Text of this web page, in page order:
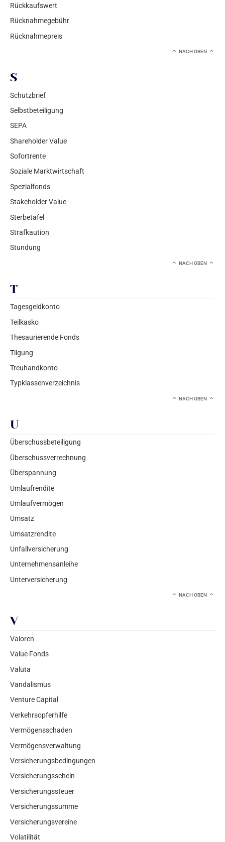
Rückkaufswert
Rücknahmegebühr
Rücknahmepreis
NACH OBEN
S
Schutzbrief
Selbstbeteiligung
SEPA
Shareholder Value
Sofortrente
Soziale Marktwirtschaft
Spezialfonds
Stakeholder Value
Sterbetafel
Strafkaution
Stundung
NACH OBEN
T
Tagesgeldkonto
Teilkasko
Thesaurierende Fonds
Tilgung
Treuhandkonto
Typklassenverzeichnis
NACH OBEN
U
Überschussbeteiligung
Überschussverrechnung
Überspannung
Umlaufrendite
Umlaufvermögen
Umsatz
Umsatzrendite
Unfallversicherung
Unternehmensanleihe
Unterversicherung
NACH OBEN
V
Valoren
Value Fonds
Valuta
Vandalismus
Venture Capital
Verkehrsopferhilfe
Vermögensschaden
Vermögensverwaltung
Versicherungsbedingungen
Versicherungsschein
Versicherungssteuer
Versicherungssumme
Versicherungsvereine
Volatilität